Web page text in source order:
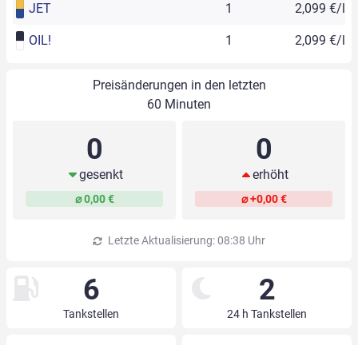
JET 1 2,099 €/l
OIL! 1 2,099 €/l
Preisänderungen in den letzten
60 Minuten
0
gesenkt
⌀ 0,00 €
0
erhöht
⌀ +0,00 €
Letzte Aktualisierung: 08:38 Uhr
6
Tankstellen
2
24 h Tankstellen